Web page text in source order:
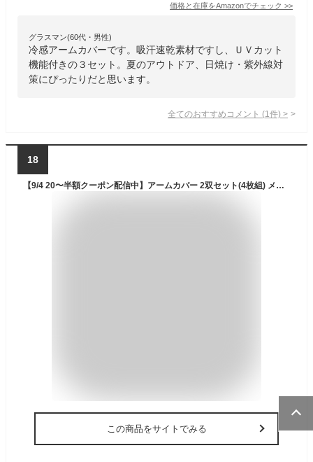
価格と在庫をAmazonでチェック >>
グラスマン(60代・男性)
冷感アームカバーです。吸汗速乾素材ですし、ＵＶカット
機能付きの３セット。夏のアウトドア、日焼け・紫外線対
策にぴったりだと思います。
全てのおすすめコメント (1 件) >
18
【9/4 20〜半額クーポン配信中】アームカバー 2双セット(4枚組) メンズ 冷感 UV 冷感アームカバー アームスリーブ スポーツ ゴルフ 運転 おしゃれ 自転車 無地 腕カバー アーム カバー UVカット 接触冷感 UPF50+ 紫外線対策 タトゥー隠し 日焼け防止
この商品をサイトでみる